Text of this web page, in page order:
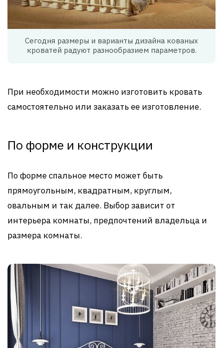
Сегодня размеры и варианты дизайна кованых
кроватей радуют разнообразием параметров.
При необходимости можно изготовить кровать
самостоятельно или заказать ее изготовление.
По форме и конструкции
По форме спальное место может быть
прямоугольным, квадратным, круглым,
овальным и так далее. Выбор зависит от
интерьера комнаты, предпочтений владельца и
размера комнаты.